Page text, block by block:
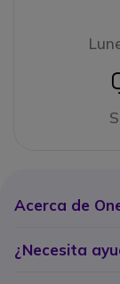
Acerca de
¿Necesita